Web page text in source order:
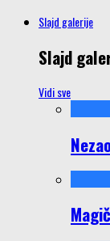
Slajd galerije
Slajd
Vidi sve